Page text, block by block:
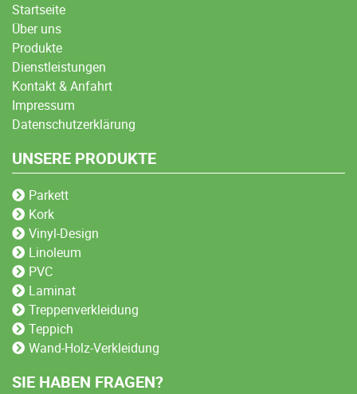
Startseite
Über uns
Produkte
Dienstleistungen
Kontakt & Anfahrt
Impressum
Datenschutzerklärung
UNSERE PRODUKTE
Parkett
Kork
Vinyl-Design
Linoleum
PVC
Laminat
Treppenverkleidung
Teppich
Wand-Holz-Verkleidung
SIE HABEN FRAGEN?